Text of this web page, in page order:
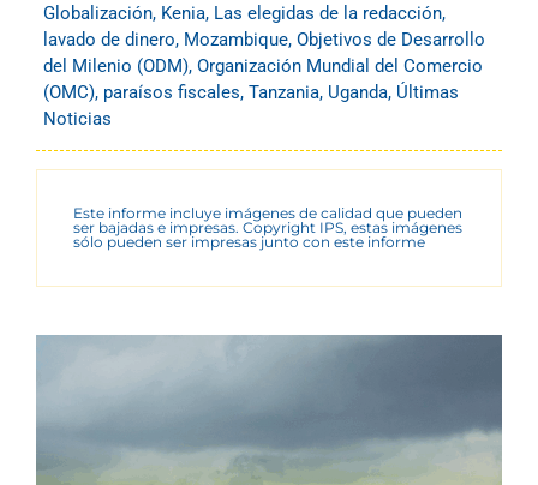
Globalización, Kenia, Las elegidas de la redacción,
lavado de dinero, Mozambique, Objetivos de Desarrollo
del Milenio (ODM), Organización Mundial del Comercio
(OMC), paraísos fiscales, Tanzania, Uganda, Últimas
Noticias
Este informe incluye imágenes de calidad que pueden
ser bajadas e impresas. Copyright IPS, estas imágenes
sólo pueden ser impresas junto con este informe